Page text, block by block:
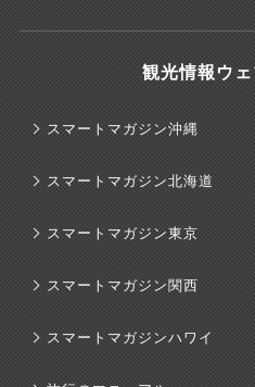
観光情報ウ
スマートマガジン沖縄
スマートマガジン北海道
スマートマガジン東京
スマートマガジン関西
スマートマガジンハワイ